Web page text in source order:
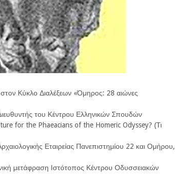
Κύκλο Διαλέξεων «Όμηρος: 28 αιώνες
του Κέντρου Ελληνικών Σπουδών
for the Phaeacians of the Homeric Odyssey? (Τι
Εταιρείας Πανεπιστημίου 22 και Ομήρου,
μετάφραση Ιστότοπος Κέντρου Οδυσσειακών